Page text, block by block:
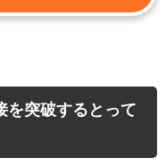
を突破するとって